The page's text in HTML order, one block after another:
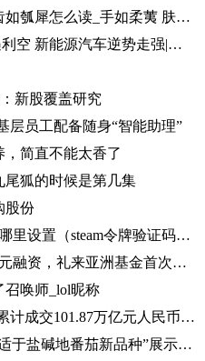
手如柔荑肤如凝脂领如蝤蛴齿如瓠犀怎么读_手如柔荑 肤如凝脂 领如蝤蛴 齿如瓠犀 螓首蛾眉 巧笑倩兮 美
智通港股解盘 | 医药、AI遭遇利空 新能源汽车逆势走强|环球播资讯
新股覆盖研究
层员工配备随身“智能助理”
简直不能太香了
尾狐的时候是第几集
股份
天天播报:steam令牌验证码在哪里设置（steam令牌验证码在哪）
全球今头条！朗来科技获5亿元融资，礼来亚洲基金首次投资湖北
召唤师_lol昵称
外汇局：1-5月中国外汇市场累计成交101.87万亿元人民币-讯息
全球微头条丨山东省农科院“适于盐碱地番茄新品种”展示会在利津县农业双创中心举行